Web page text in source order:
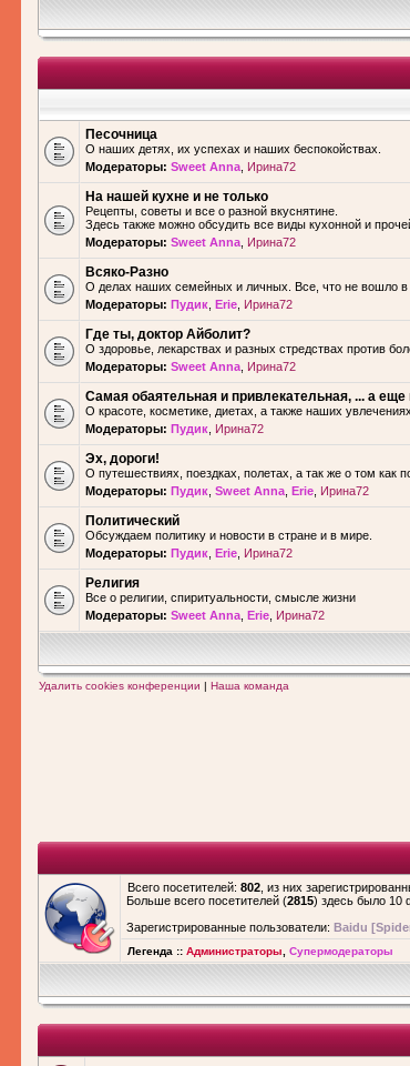
Песочница
О наших детях, их успехах и наших беспокойствах.
Модераторы: Sweet Anna Ирина72
На нашей кухне и не только
Рецепты, советы и все о разной вкуснятине.
Здесь также можно обсудить все виды кухонной и
Модераторы: Sweet Anna Ирина72
Всяко-Разно
О делах наших семейных и личных. Все, что не вошло в
Модераторы: Пудик Erie Ирина72
Где ты, доктор Айболит?
О здоровье, лекарствах и разных стредствах против
Модераторы: Sweet Anna Ирина72
Самая обаятельная и привлекательная, ... а еще
О красоте, косметике, диетах, а также наших
Модераторы: Пудик Ирина72
Эх, дороги!
О путешествиях, поездках, полетах, а так же о том как
Модераторы: Пудик Sweet Anna Erie Ирина72
Политический
Обсуждаем политику и новости в стране и в мире.
Модераторы: Пудик Erie Ирина72
Религия
Все о религии, спиритуальности, смысле жизни
Модераторы: Sweet Anna Erie Ирина72
Удалить cookies конференции | Наша команда
Всего посетителей: 802 , из них
Больше всего посетителей (2815) здесь было 10
Зарегистрированные пользователи: Baidu
Легенда :: Администраторы Супермодераторы